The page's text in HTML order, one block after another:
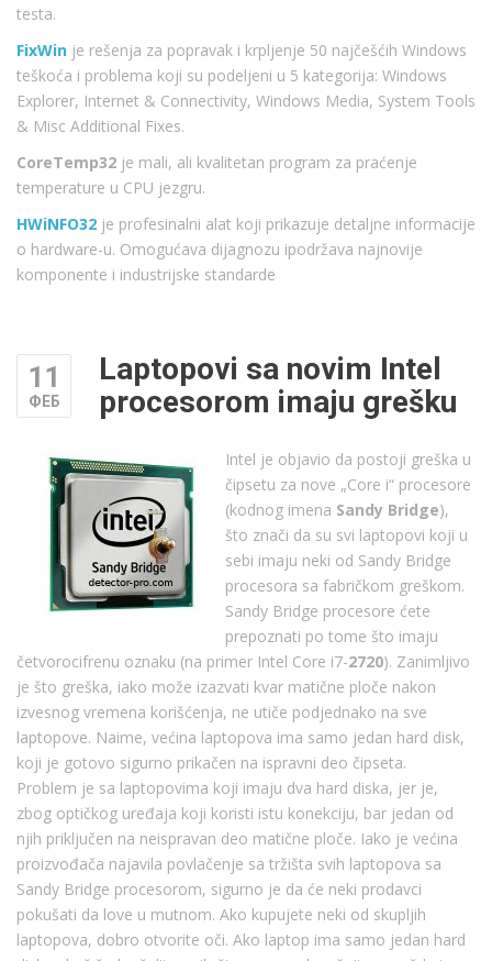
testa.
FixWin je rešenja za popravak i krpljenje 50 najčešćih Windows
teškoća i problema koji su podeljeni u 5 kategorija: Windows
Explorer, Internet & Connectivity, Windows Media, System Tools
& Misc Additional Fixes.
CoreTemp32 je mali, ali kvalitetan program za praćenje
temperature u CPU jezgru.
HWiNFO32 je profesinalni alat koji prikazuje detaljne informacije
o hardware-u. Omogućava dijagnozu ipodržava najnovije
komponente i industrijske standarde
11
ФЕБ
Laptopovi sa novim Intel
procesorom imaju grešku
Intel je objavio da postoji greška u
čipsetu za nove „Core i“ procesore
(kodnog imena Sandy Bridge),
što znači da su svi laptopovi koji u
sebi imaju neki od Sandy Bridge
procesora sa fabričkom greškom.
Sandy Bridge procesore ćete
prepoznati po tome što imaju
četvorocifrenu oznaku (na primer Intel Core i7-2720). Zanimljivo
je što greška, iako može izazvati kvar matične ploče nakon
izvesnog vremena korišćenja, ne utiče podjednako na sve
laptopove. Naime, većina laptopova ima samo jedan hard disk,
koji je gotovo sigurno prikačen na ispravni deo čipseta.
Problem je sa laptopovima koji imaju dva hard diska, jer je,
zbog optičkog uređaja koji koristi istu konekciju, bar jedan od
njih priključen na neispravan deo matične ploče. Iako je većina
proizvođača najavila povlačenje sa tržišta svih laptopova sa
Sandy Bridge procesorom, sigurno je da će neki prodavci
pokušati da love u mutnom. Ako kupujete neki od skupljih
laptopova, dobro otvorite oči. Ako laptop ima samo jedan hard